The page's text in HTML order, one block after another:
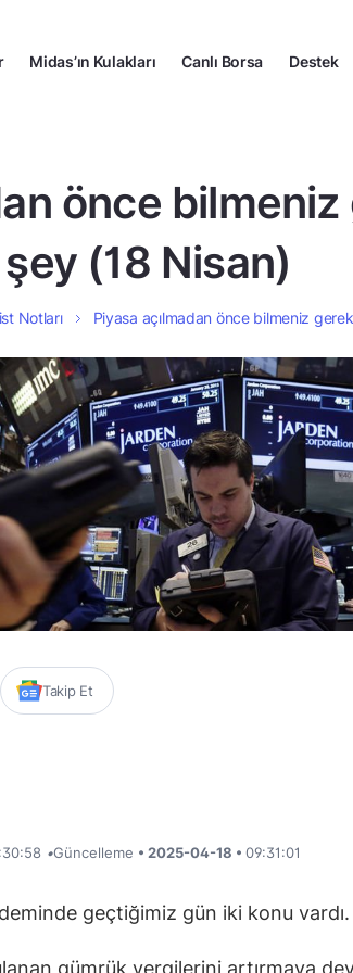
Midas’ın Kulakları Canlı Borsa Destek
önce
(18 Nisan)
Notları Piyasa açılmadan önce bilmeniz
Takip Et
•Güncelleme • 2025-04-18 • 09:31:01
geçtiğimiz gün iki konu vardı.
gümrük vergilerini artırmaya